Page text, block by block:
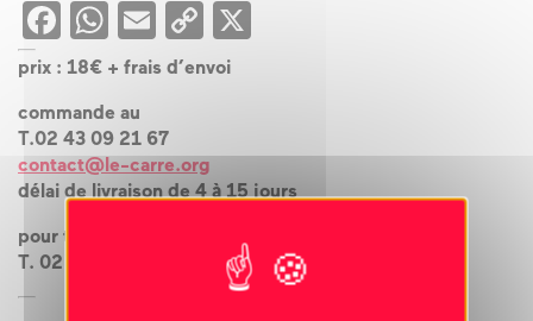
Facebook
WhatsApp
EmailCopy
Link
prix : 18€ + frais d’envoi
commande au
T.02 43 09 21 67
contact@le-carre.org
délai de livraison de 4 à 15 jours
pour toute commande urgente
T. 02 43 09 21 50